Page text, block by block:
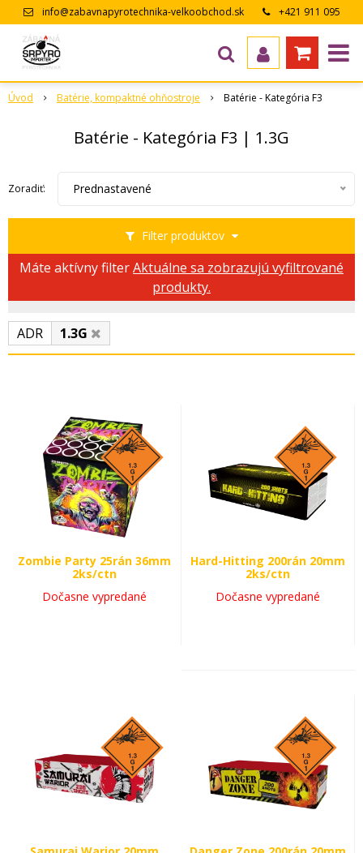
info@zabavnapyrotechnika-velkoobchod.sk
+421 911 095
Úvod Batérie, kompaktné ohňostroje Batérie - Kategória F3
Batérie - Kategória F3 | 1.3G
Filter produktov
Zoradiť: Prednastavené
Máte aktívny filterAktuálne sa zobrazujú vyfiltrované
produkty.
ADR 1.3G
Zombie Party 25rán 36mm
2ks/ctn
Dočasne vypredané
Hard-Hitting 200rán 20mm
2ks/ctn
Dočasne vypredané